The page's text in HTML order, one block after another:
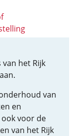
het Rijk
van
en
voor de
van het Rijk